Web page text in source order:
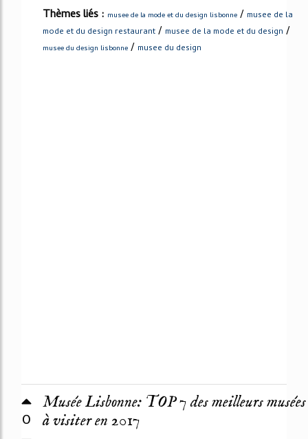
Thèmes liés : musee de la mode et du design lisbonne / musee de la
mode et du design restaurant / musee de la mode et du design /
musee du design lisbonne / musee du design
0
Musée Lisbonne: TOP 7 des meilleurs musées
à visiter en 2017